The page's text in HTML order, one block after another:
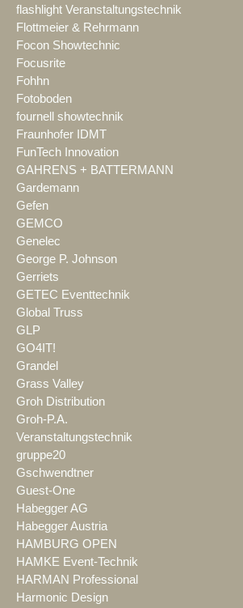
flashlight Veranstaltungstechnik
Flottmeier & Rehrmann
Focon Showtechnic
Focusrite
Fohhn
Fotoboden
fournell showtechnik
Fraunhofer IDMT
FunTech Innovation
GAHRENS + BATTERMANN
Gardemann
Gefen
GEMCO
Genelec
George P. Johnson
Gerriets
GETEC Eventtechnik
Global Truss
GLP
GO4IT!
Grandel
Grass Valley
Groh Distribution
Groh-P.A.
Veranstaltungstechnik
gruppe20
Gschwendtner
Guest-One
Habegger AG
Habegger Austria
HAMBURG OPEN
HAMKE Event-Technik
HARMAN Professional
Harmonic Design